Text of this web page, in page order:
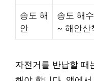
송도 해
안
송도 해
~ 해안산
자전거를 반납할 때